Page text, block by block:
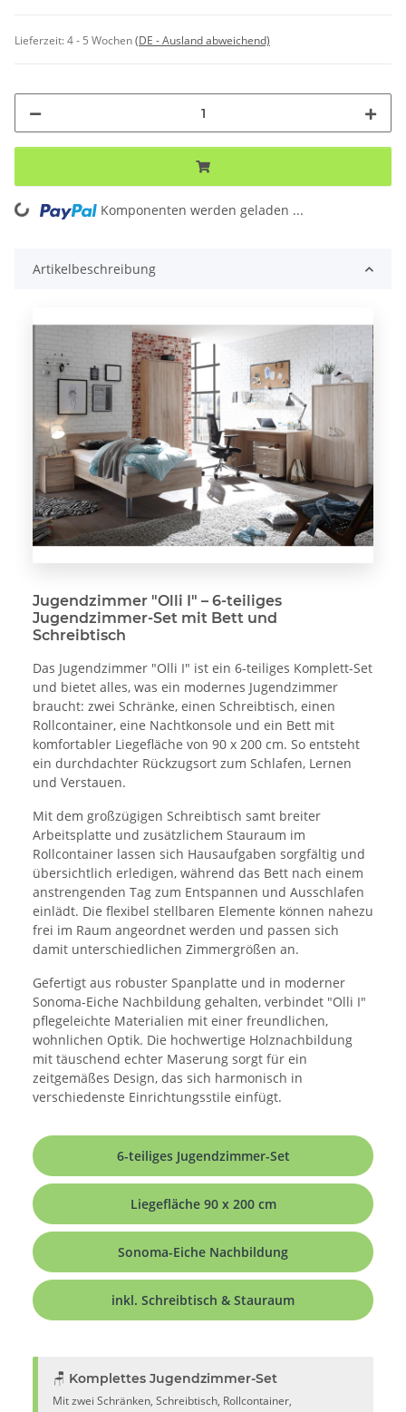
Lieferzeit:4 - 5 Wochen(DE - Ausland abweichend)
Loading... Komponenten werden geladen ...
Artikelbeschreibung
Jugendzimmer "Olli I" – 6-teiliges
Jugendzimmer-Set mit Bett und
Schreibtisch
Das Jugendzimmer "Olli I" ist ein 6-teiliges Komplett-Set
und bietet alles, was ein modernes Jugendzimmer
braucht: zwei Schränke, einen Schreibtisch, einen
Rollcontainer, eine Nachtkonsole und ein Bett mit
komfortabler Liegefläche von 90 x 200 cm. So entsteht
ein durchdachter Rückzugsort zum Schlafen, Lernen
und Verstauen.
Mit dem großzügigen Schreibtisch samt breiter
Arbeitsplatte und zusätzlichem Stauraum im
Rollcontainer lassen sich Hausaufgaben sorgfältig und
übersichtlich erledigen, während das Bett nach einem
anstrengenden Tag zum Entspannen und Ausschlafen
einlädt. Die flexibel stellbaren Elemente können nahezu
frei im Raum angeordnet werden und passen sich
damit unterschiedlichen Zimmergrößen an.
Gefertigt aus robuster Spanplatte und in moderner
Sonoma-Eiche Nachbildung gehalten, verbindet "Olli I"
pflegeleichte Materialien mit einer freundlichen,
wohnlichen Optik. Die hochwertige Holznachbildung
mit täuschend echter Maserung sorgt für ein
zeitgemäßes Design, das sich harmonisch in
verschiedenste Einrichtungsstile einfügt.
6-teiliges Jugendzimmer-Set
Liegefläche 90 x 200 cm
Sonoma-Eiche Nachbildung
inkl. Schreibtisch & Stauraum
🪑 Komplettes Jugendzimmer-Set
Mit zwei Schränken, Schreibtisch, Rollcontainer,